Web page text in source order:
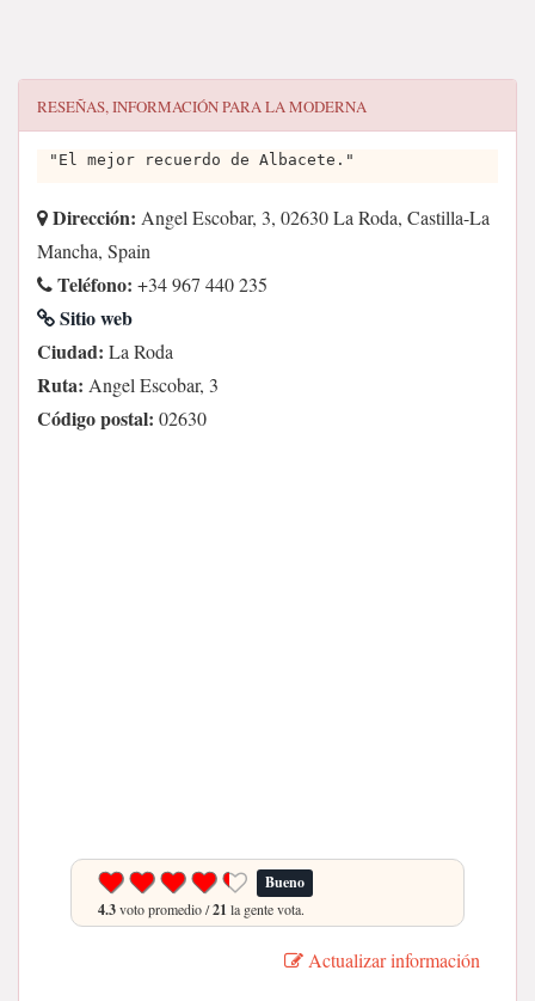
RESEÑAS, INFORMACIÓN PARALA MODERNA
"El mejor recuerdo de Albacete."
Dirección: Angel Escobar, 3, 02630 La Roda, Castilla-La
Mancha, Spain
Teléfono: +34 967 440 235
Sitio web
Ciudad: La Roda
Ruta: Angel Escobar, 3
Código postal: 02630
Bueno
4.3voto promedio /21 la gente vota.
Actualizar información